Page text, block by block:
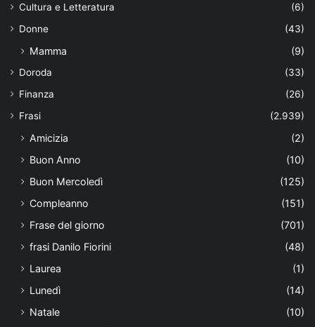
Cultura e Letteratura
(6)
Donne
(43)
Mamma (9)
Doroda
(33)
Finanza
(26)
Frasi
(2.939)
Amicizia
(2)
Buon Anno
(10)
Buon Mercoledì
(125)
Compleanno
(151)
Frase del giorno
(701)
frasi Danilo Fiorini
(48)
Laurea
(1)
Lunedì
(14)
Natale
(10)